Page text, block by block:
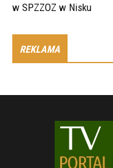
w SPZZOZ w Nisku
REKLAMA